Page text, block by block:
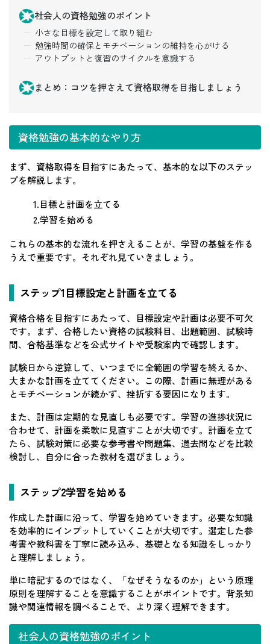
社会人の資格勉強のポイント
小さな目標を設定して取り組む
勉強時間の確保とモチベーションの維持を心がける
アウトプットと復習のサイクルを意識する
まとめ：コツを押さえて資格取得を目指しましょう
資格勉強の基本的なやり方
まず、資格取得を目指すにあたって、基本的な以下のステッ
プを解説します。
1.目標と計画を立てる
2.学習を始める
これらの基本的な流れを押さえることが、学習の基盤を作る
うえで重要です。それぞれ見ていきましょう。
ステップ1目標設定と計画を立てる
資格合格を目指すにあたって、目標設定や計画は必要不可欠
です。まず、合格したい資格の試験科目、出題範囲、試験時
間、合格基準などを公式サイトや受験案内で確認します。
試験日から逆算して、いつまでに全範囲の学習を終えるか、
大まかな計画を立ててください。この際、計画に無理がある
とモチベーションが続かず、挫折する要因になります。
また、計画は定期的な見直しも必要です。学習の進捗状況に
合わせて、計画を柔軟に見直すことが大切です。計画を立て
たら、試験対策に必要な参考書や問題集、過去問などを比較
検討し、自分に合った教材を選びましょう。
ステップ2学習を始める
作成した計画に沿って、学習を始めていきます。必要な知識
を効率的にインプットしていくことが大切です。選定した参
考書や教科書を丁寧に読み込み、基礎となる知識をしっかり
と理解しましょう。
単に暗記するのではなく、「なぜそうなるのか」という原理
原則を理解することを意識することがポイントです。背景知
識や関連情報を調べることで、より深く理解できます。
社会人の資格勉強のポイント